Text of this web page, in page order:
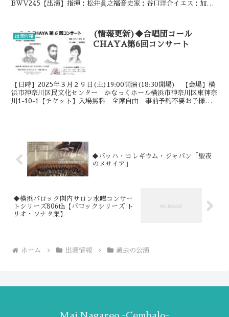
BWV245【出演】指揮：松井眞之福音史家：谷口洋介イエス：加藤
出演情報
(情報更新)◆合唱団コール
CHAYA第6回コンサート
【日時】2025年３月２９日(土)19:00開演(18:30開場) 【会場】横
浜市神奈川区民文化センター かなっくホール横浜市神奈川区東神奈
川1-10-1【チケット】入場無料 全席自由 事前予約不要お子様の
◆バッハ・コレギウム・ジャパン「聖夜
のメサイア」
◆横浜バロック関内サロン水曜コンサー
トシリーズ806th【バロックシリーズ ト
リオ・ソナタ集】
ホーム 出演情報 過去の公演